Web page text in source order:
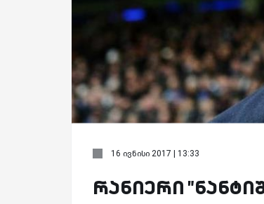
16 ივნისი 2017 | 13:33
რანიერი